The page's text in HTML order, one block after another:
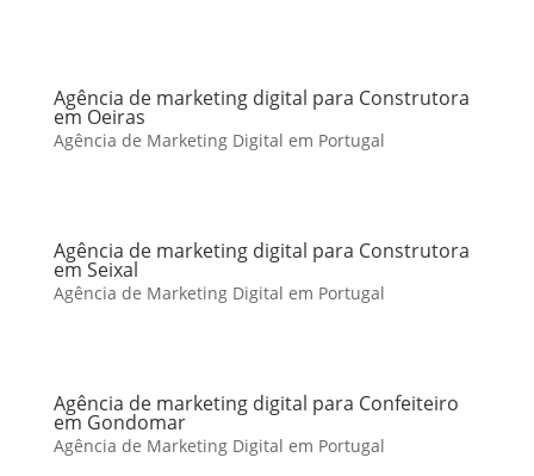
Agência de marketing digital para Construtora
em Oeiras
Agência de Marketing Digital em Portugal
Agência de marketing digital para Construtora
em Seixal
Agência de Marketing Digital em Portugal
Agência de marketing digital para Confeiteiro
em Gondomar
Agência de Marketing Digital em Portugal